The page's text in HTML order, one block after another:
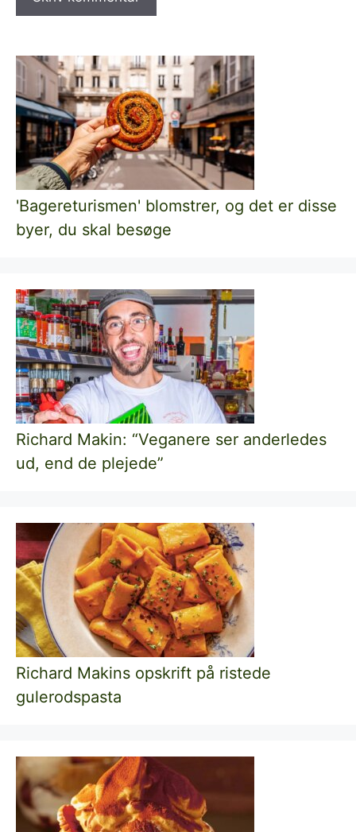
'Bagereturismen' blomstrer, og det er disse
byer, du skal besøge
Richard Makin: “Veganere ser anderledes
ud, end de plejede”
Richard Makins opskrift på ristede
gulerodspasta